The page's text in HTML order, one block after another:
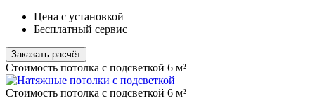
Цена с установкой
Бесплатный сервис
Заказать расчёт
Стоимость потолка с подсветкой 6 м²
Стоимость потолка с подсветкой 6 м²